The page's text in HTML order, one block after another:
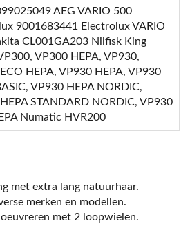
AEG VARIO 500
9001683441 Electrolux VARIO
CL001GA203 Nilfisk King
VP300 HEPA, VP930,
HEPA, VP930 HEPA, VP930
VP930 HEPA NORDIC,
STANDARD NORDIC, VP930
Numatic HVR200
met extra lang natuurhaar.
merken en modellen.
met 2 loopwielen.